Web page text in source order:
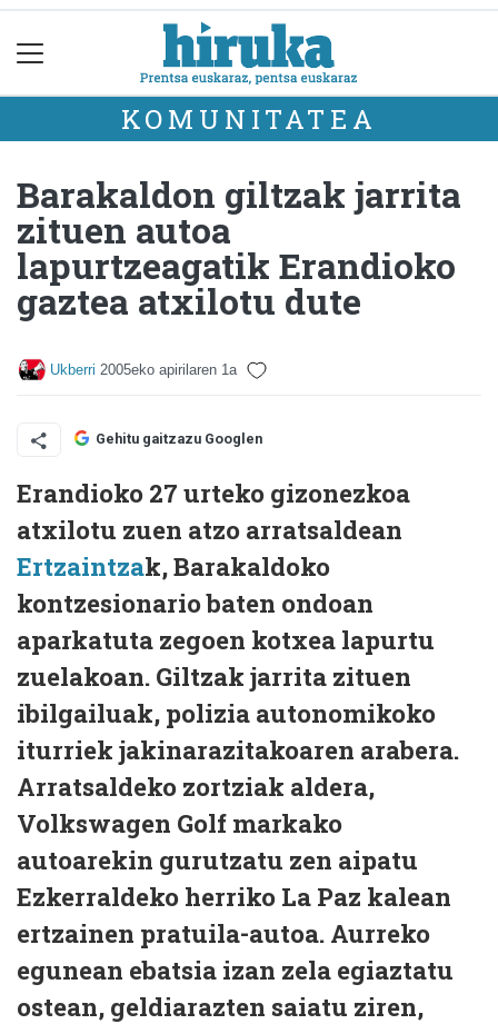
KOMUNITATEA
Barakaldon giltzak jarrita
zituen autoa
lapurtzeagatik Erandioko
gaztea atxilotu dute
Ukberri 2005eko apirilaren 1a
Gehitu gaitzazu Googlen
Erandioko 27 urteko gizonezkoa
atxilotu zuen atzo arratsaldean
Ertzaintzak, Barakaldoko
kontzesionario baten ondoan
aparkatuta zegoen kotxea lapurtu
zuelakoan. Giltzak jarrita zituen
ibilgailuak, polizia autonomikoko
iturriek jakinarazitakoaren arabera.
Arratsaldeko zortziak aldera,
Volkswagen Golf markako
autoarekin gurutzatu zen aipatu
Ezkerraldeko herriko La Paz kalean
ertzainen pratuila-autoa. Aurreko
egunean ebatsia izan zela egiaztatu
ostean, geldiarazten saiatu ziren,